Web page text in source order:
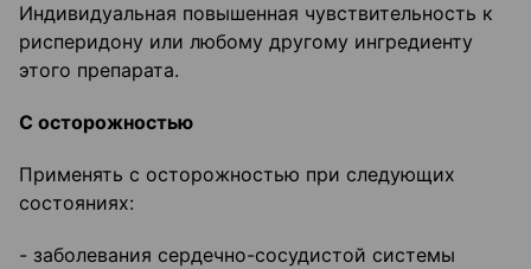
Индивидуальная повышенная чувствительность к
рисперидону или любому другому ингредиенту
этого препарата.
С осторожностью
Применять с осторожностью при следующих
состояниях:
- заболевания сердечно-сосудистой системы